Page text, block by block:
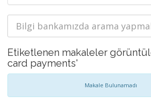
Etiketlenen makaleler
card payments'
Makale Bulunamadı